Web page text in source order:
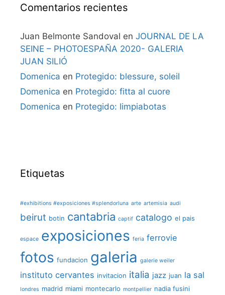
Comentarios recientes
Juan Belmonte Sandoval en JOURNAL DE LA
SEINE – PHOTOESPAÑA 2020- GALERIA
JUAN SILIÓ
Domenica en Protegido: blessure, soleil
Domenica en Protegido: fitta al cuore
Domenica en Protegido: limpiabotas
Etiquetas
#exhibitions #exposiciones #splendorluna arte artemisia audi
beirut botin cantabria captif catalogo el pais
espace exposiciones feria ferrovie
fotos fundacion galeria galerie weiler
instituto cervantes invitacion italia jazz juan la sal
londres madrid miami montecarlo montpellier nadia fusini